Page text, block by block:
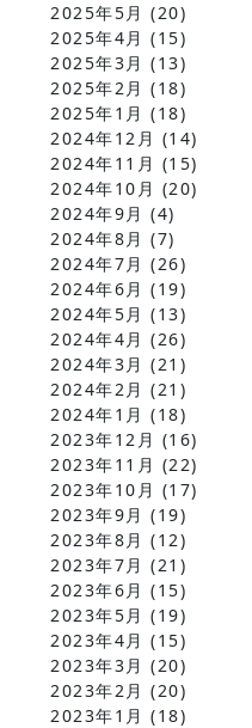
2025年5月 (20)
2025年4月 (15)
2025年3月 (13)
2025年2月 (18)
2025年1月 (18)
2024年12月 (14)
2024年11月 (15)
2024年10月 (20)
2024年9月 (4)
2024年8月 (7)
2024年7月 (26)
2024年6月 (19)
2024年5月 (13)
2024年4月 (26)
2024年3月 (21)
2024年2月 (21)
2024年1月 (18)
2023年12月 (16)
2023年11月 (22)
2023年10月 (17)
2023年9月 (19)
2023年8月 (12)
2023年7月 (21)
2023年6月 (15)
2023年5月 (19)
2023年4月 (15)
2023年3月 (20)
2023年2月 (20)
2023年1月 (18)